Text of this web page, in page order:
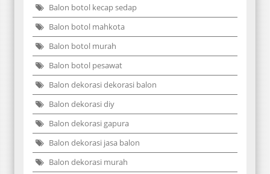
Balon botol kecap sedap
Balon botol mahkota
Balon botol murah
Balon botol pesawat
Balon dekorasi dekorasi balon
Balon dekorasi diy
Balon dekorasi gapura
Balon dekorasi jasa balon
Balon dekorasi murah